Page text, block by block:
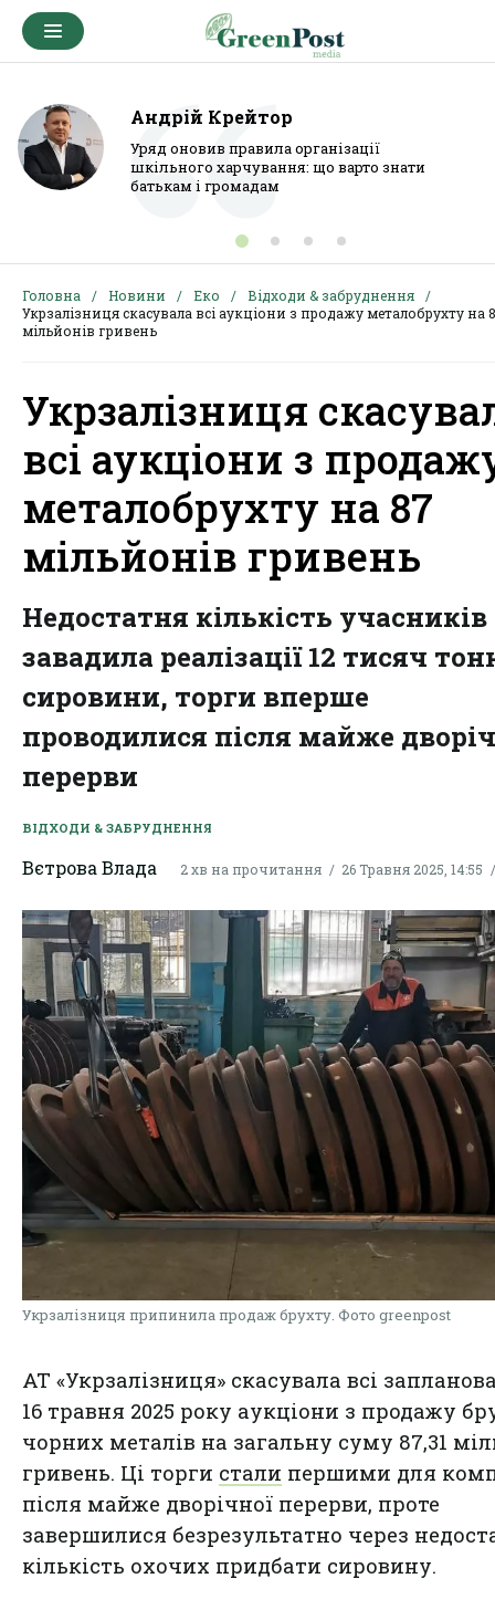
Андрій Крейтор
Уряд оновив правила організації
шкільного харчування: що варто знати
батькам і громадам
Головна Новини Еко
Відходи & забруднення
Укрзалізниця скасувала всі аукціони з продажу металобрухту на
мільйонів гривень
Укрзалізниця
всі аукціони з
металобрухту на 87
мільйонів гривень
Недостатня кількість учасників
завадила реалізації 12 тисяч
сировини, торги вперше
проводилися після майже
перерви
ВІДХОДИ & ЗАБРУДНЕННЯ
Вєтрова Влада 2 хв на прочитання 26 Травня 2025, 14:55
Укрзалізниця припинила продаж брухту. Фото greenpost
АТ «Укрзалізниця» скасувала всі
16 травня 2025 року аукціони з продажу
чорних металів на загальну суму 87,31
гривень. Ці торги стали першими для
після майже дворічної перерви, проте
завершилися безрезультатно через
кількість охочих придбати сировину.